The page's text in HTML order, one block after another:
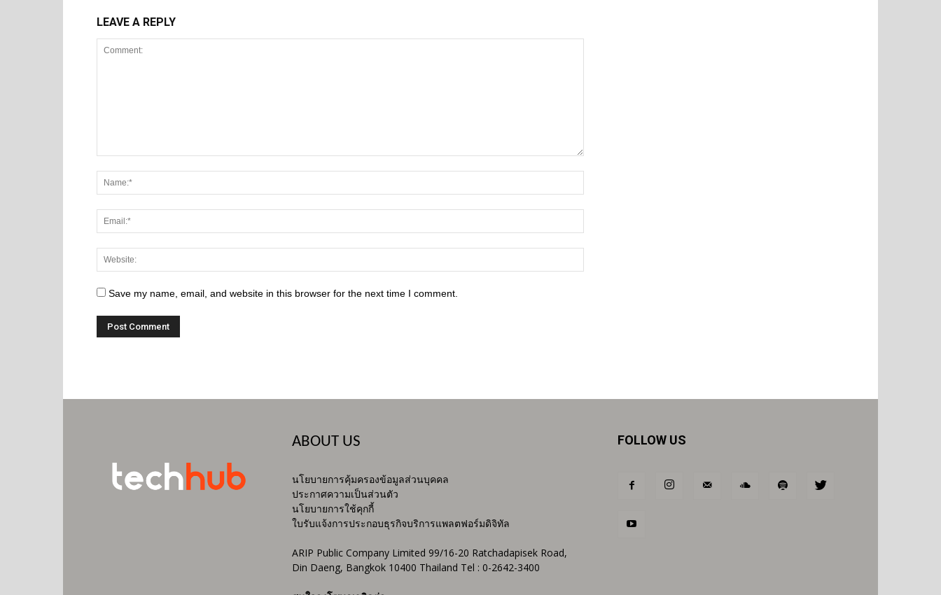
LEAVE A REPLY
Save my name, email, and website in this browser for the next time I comment.
ABOUT US
นโยบายการคุ้มครองข้อมูลส่วนบุคคล
ประกาศความเป็นส่วนตัว
นโยบายการใช้คุกกี้
ใบรับแจ้งการประกอบธุรกิจบริการแพลตฟอร์มดิจิทัล
ARIP Public Company Limited 99/16-20 Ratchadapisek Road,
Din Daeng, Bangkok 10400 Thailand Tel : 0-2642-3400
FOLLOW US